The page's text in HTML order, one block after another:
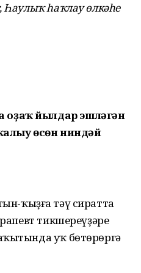
Һаулыҡ һаҡлау өлкәһе
йылдар эшләгән
өсөн ниндәй
ҡыҙға тәү сиратта
тикшереү­ҙәре
уҡ бөтөрөргә